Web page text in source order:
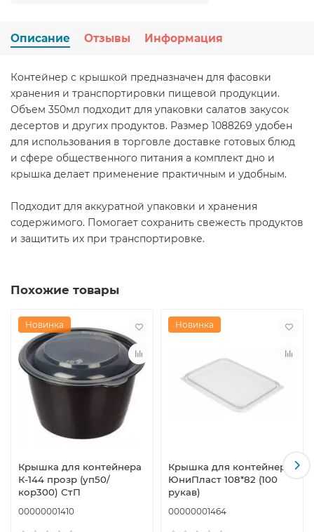
Описание Отзывы Информация
Контейнер с крышкой предназначен для фасовки
хранения и транспортировки пищевой продукции.
Объем 350мл подходит для упаковки салатов закусок
десертов и других продуктов. Размер 1088269 удобен
для использования в торговле доставке готовых блюд
и сфере общественного питания а комплект дно и
крышка делает применение практичным и удобным.
Подходит для аккуратной упаковки и хранения
содержимого. Помогает сохранить свежесть продуктов
и защитить их при транспортировке.
Похожие товары
Новинка
Крышка для контейнера
К-144 прозр (уп50/
кор300) СтП
00000001410
Новинка
Крышка для контейнера
ЮниПласт 108*82 (100
рукав)
00000001464